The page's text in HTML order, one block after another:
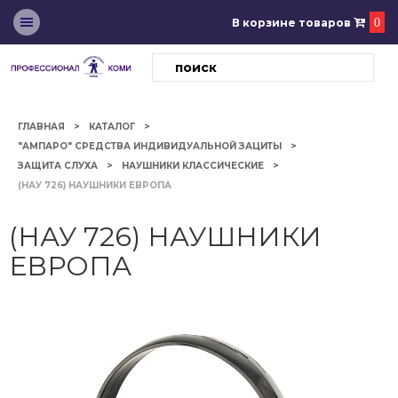
В корзине товаров 0
ГЛАВНАЯ
КАТАЛОГ
"АМПАРО" СРЕДСТВА ИНДИВИДУАЛЬНОЙ ЗАЦИТЫ
ЗАЩИТА СЛУХА
НАУШНИКИ КЛАССИЧЕСКИЕ
(НАУ 726) НАУШНИКИ ЕВРОПА
(НАУ 726) НАУШНИКИ
ЕВРОПА